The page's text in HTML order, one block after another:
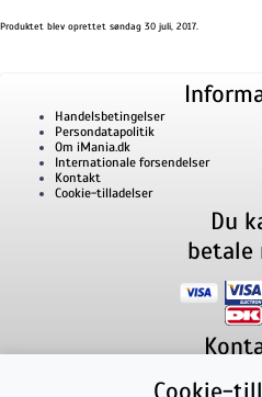
Produktet blev oprettet søndag 30 juli, 2017.
Handelsbetingelser
Persondatapolitik
Om iMania.dk
Internationale forsendelser
Kontakt
Cookie-tilladelser
Du
betale
Lillevorde Kær 2
Cookie-